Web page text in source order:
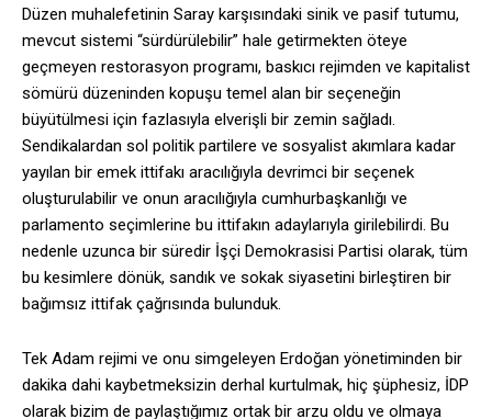
Düzen muhalefetinin Saray karşısındaki sinik ve pasif tutumu,
mevcut sistemi “sürdürülebilir” hale getirmekten öteye
geçmeyen restorasyon programı, baskıcı rejimden ve kapitalist
sömürü düzeninden kopuşu temel alan bir seçeneğin
büyütülmesi için fazlasıyla elverişli bir zemin sağladı.
Sendikalardan sol politik partilere ve sosyalist akımlara kadar
yayılan bir emek ittifakı aracılığıyla devrimci bir seçenek
oluşturulabilir ve onun aracılığıyla cumhurbaşkanlığı ve
parlamento seçimlerine bu ittifakın adaylarıyla girilebilirdi. Bu
nedenle uzunca bir süredir İşçi Demokrasisi Partisi olarak, tüm
bu kesimlere dönük, sandık ve sokak siyasetini birleştiren bir
bağımsız ittifak çağrısında bulunduk.
Tek Adam rejimi ve onu simgeleyen Erdoğan yönetiminden bir
dakika dahi kaybetmeksizin derhal kurtulmak, hiç şüphesiz, İDP
olarak bizim de paylaştığımız ortak bir arzu oldu ve olmaya